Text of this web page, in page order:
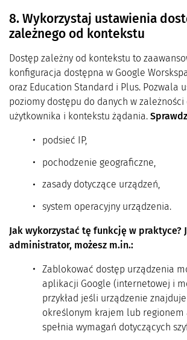
8. Wykorzystaj ustawienia
zależnego od kontekstu
Dostęp zależny od kontekstu to
konfiguracja dostępna w Google
oraz Education Standard i Plus. Pozwala
poziomy dostępu do danych w zależności
użytkownika i kontekstu żądania.
podsieć IP,
pochodzenie geograficzne,
zasady dotyczące urządzeń,
system operacyjny urządzenia.
Jak wykorzystać tę funkcję w praktyce?
administrator, możesz m.in.:
Zablokować dostęp urządzenia
aplikacji Google (internetowej i
przykład jeśli urządzenie
określonym krajem lub
spełnia wymagań dotyczących